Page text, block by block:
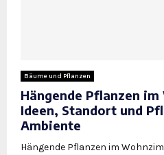
Bäume und Pflanzen
Hängende Pflanzen
Ideen, Standort und
Ambiente
Hängende Pflanzen im